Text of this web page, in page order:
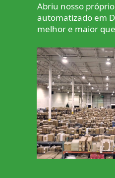
Abriu nosso
automatizado em
melhor e maior